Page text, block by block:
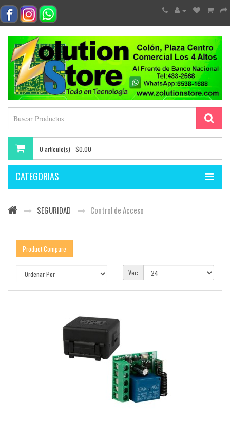
0 artículo(s) - $0.00
CATEGORIAS
SEGURIDAD Control de Acceso
Product Compare
Ver: